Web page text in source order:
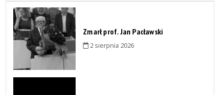
Zmarł prof. Jan Pacławski
2 sierpnia 2026